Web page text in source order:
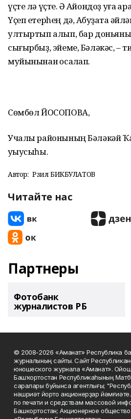
үҫте лә үҫте. Ә Аҡйондоҙ уға
Үҫеп етерһең дә, Аҡбуҙатҡа
ултыртып алып, бар доньяны
сығырбыҙ, эйеме, Бәләкәс, –
муйынынан ҡосаҡлап.
Сөмбөл ЙОСОПОВА,
Учалы районының Бәләкәй
уҡыусыһы.
Автор: Рәзил БИКБУЛАТОВ
Читайте нас
Партнеры
Фотобанк
журналистов РБ
© 2008-2026 «Аманат» Республика
журналының сайты. Сайт
юношеского журнала «Аманат».
Башҡортостан Республикаһының
саралары буйынса агентлығы;
нәшриәт йорто акционерҙар
по печати и средствам массовой
Башкортостан; Акционерное